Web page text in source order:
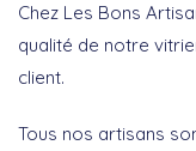
Chez Les Bons
qualité de notre
client.
Tous nos artisans